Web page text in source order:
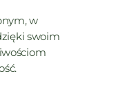
w
swoim